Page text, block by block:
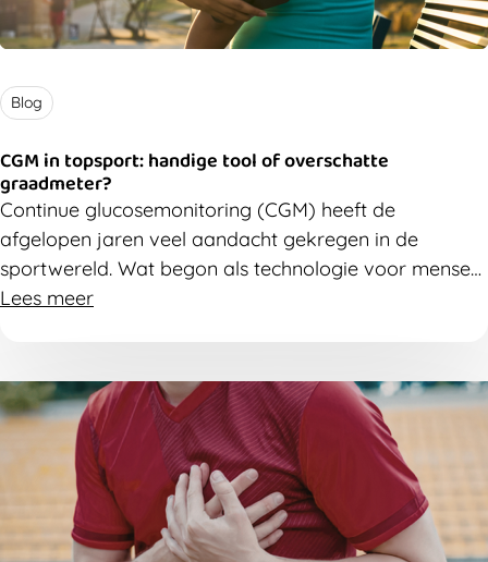
Blog
CGM in topsport: handige tool of overschatte
graadmeter?
Continue glucosemonitoring (CGM) heeft de
afgelopen jaren veel aandacht gekregen in de
sportwereld. Wat begon als technologie voor mensen
met diabetes, werd al snel opgepikt door
grote vraag blijft: heeft het echt nut bij topsporters
zonder diabetes? Op basis van het onderzoek en de
analyse van Simon Helleputte (postdoctoraal
onderzoeker inspanningsfysiologie) is het antwoord
voorlopig eerder kritisch.
Lees meer